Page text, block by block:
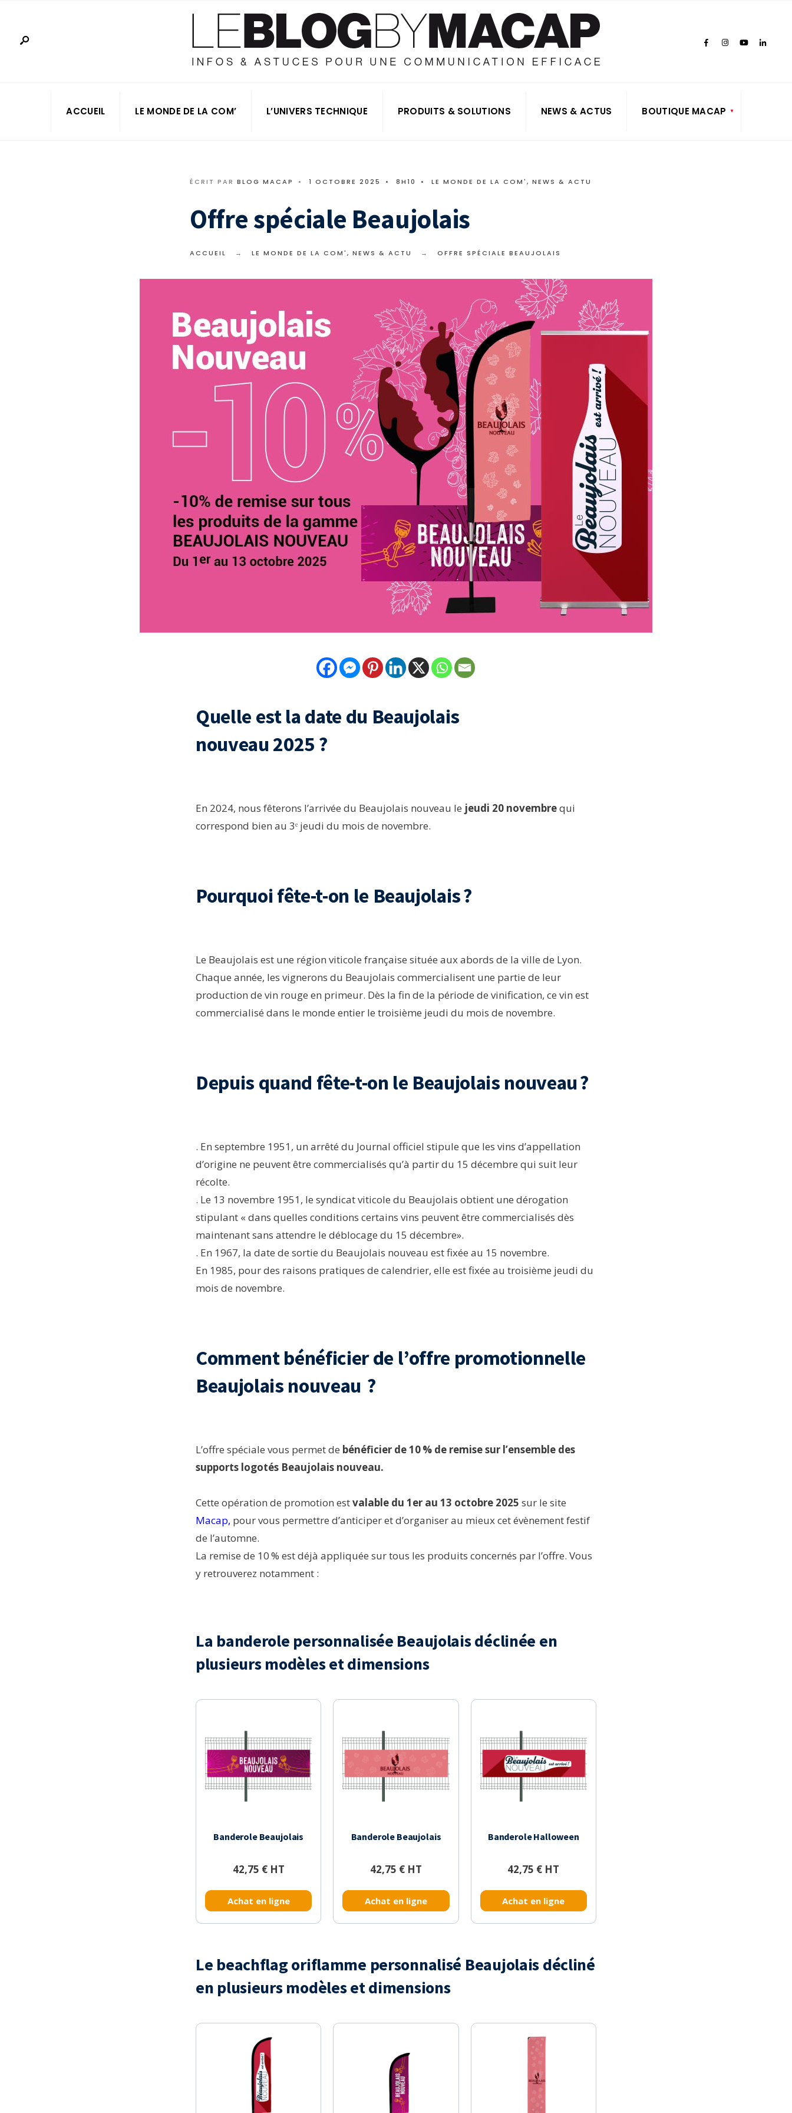
ACCUEIL LE MONDE DE LA COM’ L’UNIVERS TECHNIQUE PRODUITS & SOLUTIONS NEWS & ACTUS BOUTIQUE MACAP
ÉCRIT PAR BLOG MACAP • 1 OCTOBRE 2025 • 8H10 • LE MONDE DE LA COM', NEWS & ACTU
Offre spéciale Beaujolais
ACCUEIL LE MONDE DE LA COM', NEWS & ACTU OFFRE SPÉCIALE BEAUJOLAIS
Quelle est la date du Beaujolais
nouveau 2025 ?
En 2024, nous fêterons l’arrivée du Beaujolais nouveau le jeudi 20 novembrequi
correspond bien au 3ᵉ jeudi du mois de novembre.
Pourquoi fête-t-on le Beaujolais ?
Le Beaujolais est une région viticole française située aux abords de la ville de Lyon.
Chaque année, les vignerons du Beaujolais commercialisent une partie de leur
production de vin rouge en primeur. Dès la fin de la période de vinification, ce vin est
commercialisé dans le monde entier le troisième jeudi du mois de novembre.
Depuis quand fête-t-on le Beaujolais nouveau ?
. En septembre 1951, un arrêté du Journal officiel stipule que les vins d’appellation
d’origine ne peuvent être commercialisés qu’à partir du 15 décembre qui suit leur
récolte.
. Le 13 novembre 1951, le syndicat viticole du Beaujolais obtient une dérogation
stipulant « dans quelles conditions certains vins peuvent être commercialisés dès
maintenant sans attendre le déblocage du 15 décembre».
. En 1967, la date de sortie du Beaujolais nouveau est fixée au 15 novembre.
En 1985, pour des raisons pratiques de calendrier, elle est fixée au troisième jeudi du
mois de novembre.
Comment bénéficier de l’offre promotionnelle
Beaujolais nouveau ?
L’offre spéciale vous permet de bénéficier de 10 % de remise sur l’ensemble des
supports logotés Beaujolais nouveau.
Cette opération de promotion estvalable du 1er au 13 octobre 2025 sur le site
Macap, pour vous permettre d’anticiper et d’organiser au mieux cet évènement festif
de l’automne.
La remise de 10 % est déjà appliquée sur tous les produits concernés par l’offre. Vous
y retrouverez notamment :
La banderole personnalisée Beaujolais déclinée en
plusieurs modèles et dimensions
Banderole Beaujolais
42,75 € HT
Achat en ligne
Banderole Beaujolais
42,75 € HT
Achat en ligne
Banderole Halloween
42,75 € HT
Achat en ligne
Le beachflag oriflamme personnalisé Beaujolais décliné
en plusieurs modèles et dimensions